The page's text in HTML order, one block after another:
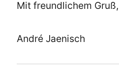
Mit freundlichem Gruß,
André Jaenisch